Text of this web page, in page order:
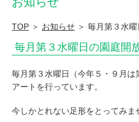
TOP ＞ お知らせ ＞ 毎月第３水
毎月第３水曜日の園庭開
毎月第３水曜日（今年５・９月
アートを行っています。
今しかとれない足形をとってみま